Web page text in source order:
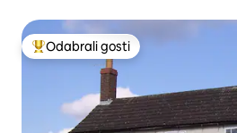
Među najviše rangiranima s
Odabrali gosti